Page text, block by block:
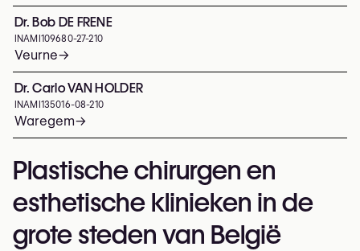
Dr. Bob DE FRENE
INAMI 109680-27-210
Veurne→
Dr. Carlo VAN HOLDER
INAMI 135016-08-210
Waregem→
Plastische chirurgen en
esthetische klinieken in de
grote steden van België